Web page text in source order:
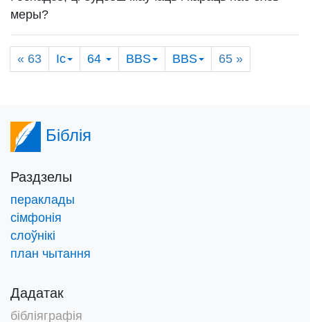
меры?
« 63 Іс 64 BBS BBS 65 »
Біблія
Раздзелы
пераклады
сімфонія
слоўнікі
план чытання
Дадатак
бібліяграфія